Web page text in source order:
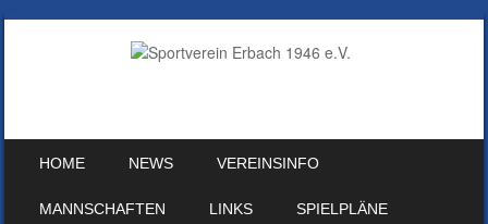
HOME NEWS VEREINSINFO
MANNSCHAFTEN LINKS SPIELPLÄNE